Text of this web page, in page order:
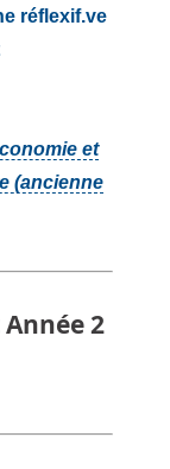
réflexif.ve
et
(ancienne
2